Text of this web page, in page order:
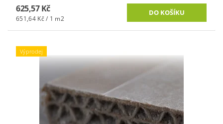
625,57 Kč
651,64 Kč / 1 m2
Výprodej